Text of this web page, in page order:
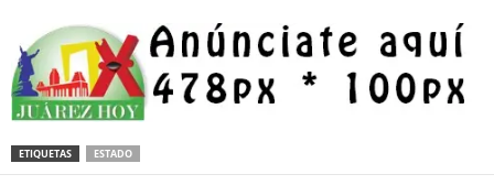
ETIQUETAS ESTADO